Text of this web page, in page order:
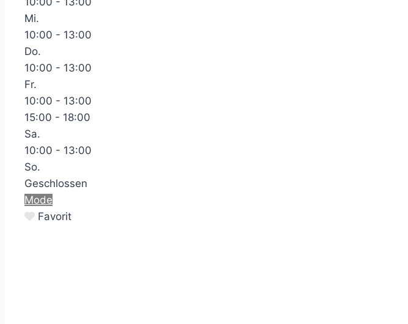
Mi.
10:00 - 13:00
Do.
10:00 - 13:00
Fr.
10:00 - 13:00
15:00 - 18:00
Sa.
10:00 - 13:00
So.
Geschlossen
Mode
Favorit